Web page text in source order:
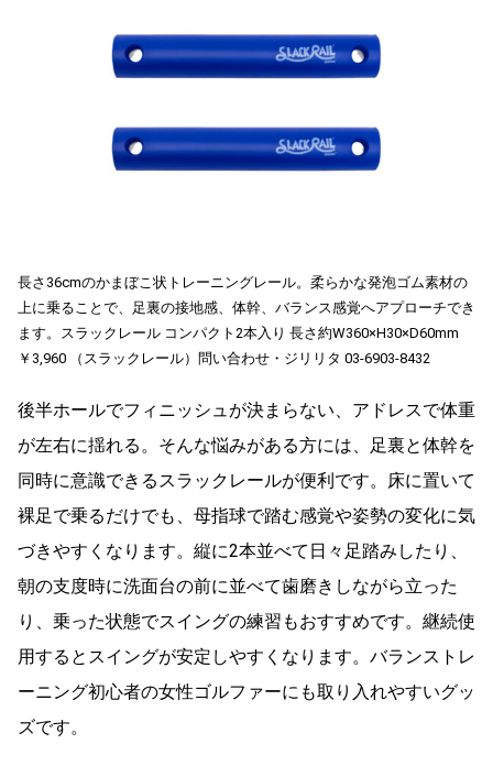
長さ36cmのかまぼこ状トレーニングレール。柔らかな発泡ゴム素材の
上に乗ることで、足裏の接地感、体幹、バランス感覚へアプローチでき
ます。
スラックレール コンパクト2本入り 長さ約W360×H30×D60mm
￥3,960
（スラックレール）問い合わせ・ジリリタ 03-6903-8432
後半ホールでフィニッシュが決まらない、アドレスで体重
が左右に揺れる。そんな悩みがある方には、足裏と体幹を
同時に意識できるスラックレールが便利です。床に置いて
裸足で乗るだけでも、母指球で踏む感覚や姿勢の変化に気
づきやすくなります。縦に2本並べて日々足踏みしたり、
朝の支度時に洗面台の前に並べて歯磨きしながら立った
り、乗った状態でスイングの練習もおすすめです。 継続使
用するとスイングが安定しやすくなります。バランストレ
ーニング初心者の女性ゴルファーにも取り入れやすいグッ
ズです。